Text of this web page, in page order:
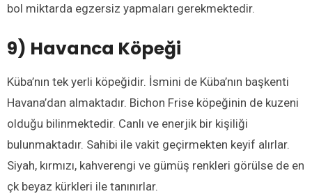
bol miktarda egzersiz yapmaları gerekmektedir.
9) Havanca Köpeği
Küba’nın tek yerli köpeğidir. İsmini de Küba’nın başkenti
Havana’dan almaktadır. Bichon Frise köpeğinin de kuzeni
olduğu bilinmektedir. Canlı ve enerjik bir kişiliği
bulunmaktadır. Sahibi ile vakit geçirmekten keyif alırlar.
Siyah, kırmızı, kahverengi ve gümüş renkleri görülse de en
çk beyaz kürkleri ile tanınırlar.